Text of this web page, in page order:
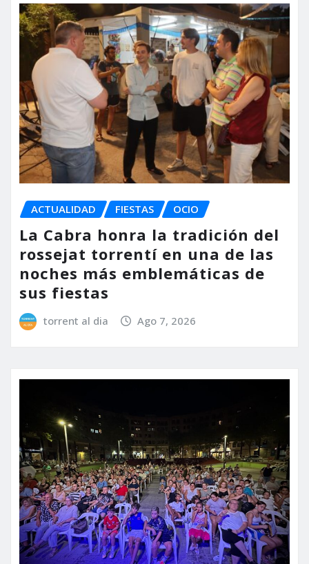
ACTUALIDAD FIESTAS OCIO
La Cabra honra la tradición del
rossejat torrentí en una de las
noches más emblemáticas de
sus fiestas
torrent al dia Ago 7, 2026